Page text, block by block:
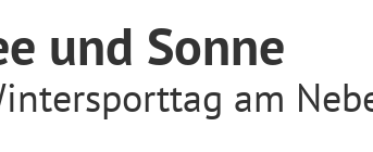
und Sonne
am